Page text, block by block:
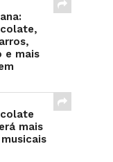
e mais
mais